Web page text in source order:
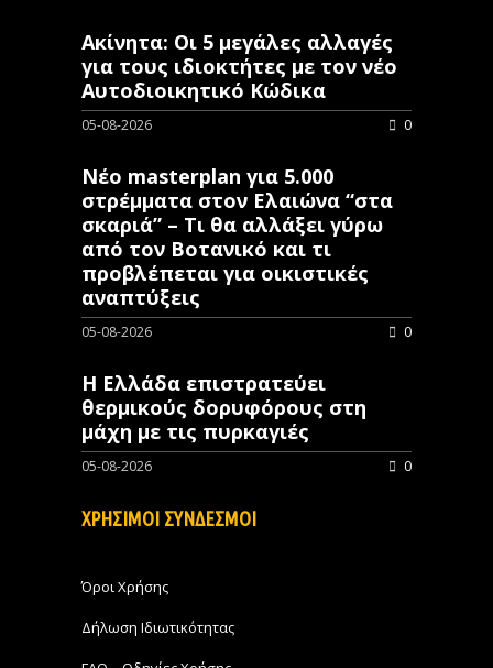
Ακίνητα: Οι 5 μεγάλες αλλαγές
για τους ιδιοκτήτες με τον νέο
Αυτοδιοικητικό Κώδικα
05-08-2026 0
Νέο masterplan για 5.000
στρέμματα στον Ελαιώνα “στα
σκαριά” – Τι θα αλλάξει γύρω
από τον Βοτανικό και τι
προβλέπεται για οικιστικές
αναπτύξεις
05-08-2026 0
Η Ελλάδα επιστρατεύει
θερμικούς δορυφόρους στη
μάχη με τις πυρκαγιές
05-08-2026 0
ΧΡΗΣΙΜΟΙ ΣΥΝΔΕΣΜΟΙ
Όροι Χρήσης
Δήλωση Ιδιωτικότητας